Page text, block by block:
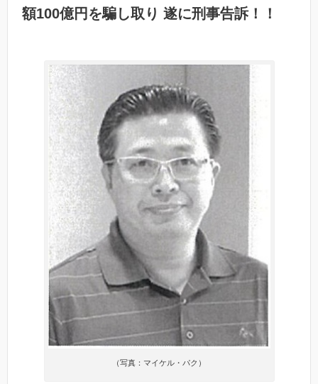
額100億円を騙し取り 遂に刑事告訴！！
（写真：マイケル・パク）